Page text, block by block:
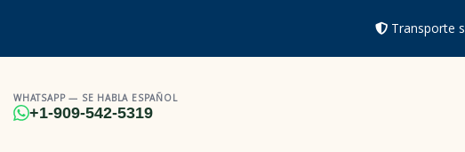
Transporte
WHATSAPP — SE HABLA ESPAÑOL
+1-909-542-5319